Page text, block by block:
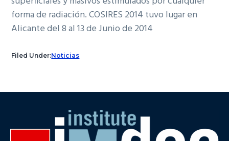
forma de radiación. COSIRES 2014 tuvo lugar en
Alicante del 8 al 13 de Junio de 2014
Filed Under:Noticias